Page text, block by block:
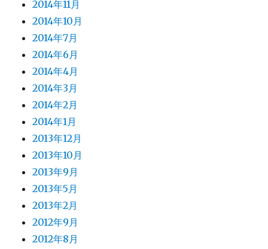
2014年11月
2014年10月
2014年7月
2014年6月
2014年4月
2014年3月
2014年2月
2014年1月
2013年12月
2013年10月
2013年9月
2013年5月
2013年2月
2012年9月
2012年8月